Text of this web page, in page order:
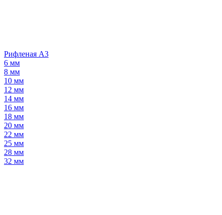
Рифленая А3
6 мм
8 мм
10 мм
12 мм
14 мм
16 мм
18 мм
20 мм
22 мм
25 мм
28 мм
32 мм